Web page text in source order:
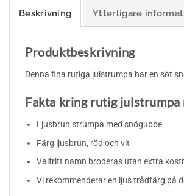
Beskrivning Ytterligare
Produktbeskrivning
Denna fina rutiga julstrumpa har en söt
Fakta kring rutig julstrumpa
Ljusbrun strumpa med snögubbe
Färg ljusbrun, röd och vit
Valfritt namn broderas utan extra
Vi rekommenderar en ljus trådfärg på